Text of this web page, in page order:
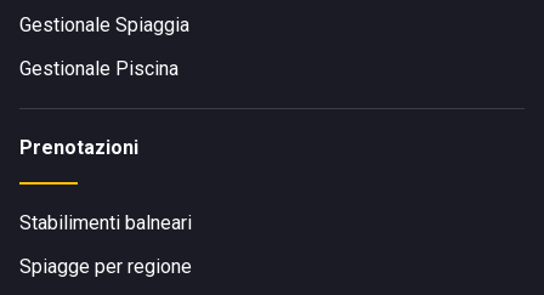
Gestionale Spiaggia
Gestionale Piscina
Prenotazioni
Stabilimenti balneari
Spiagge per regione